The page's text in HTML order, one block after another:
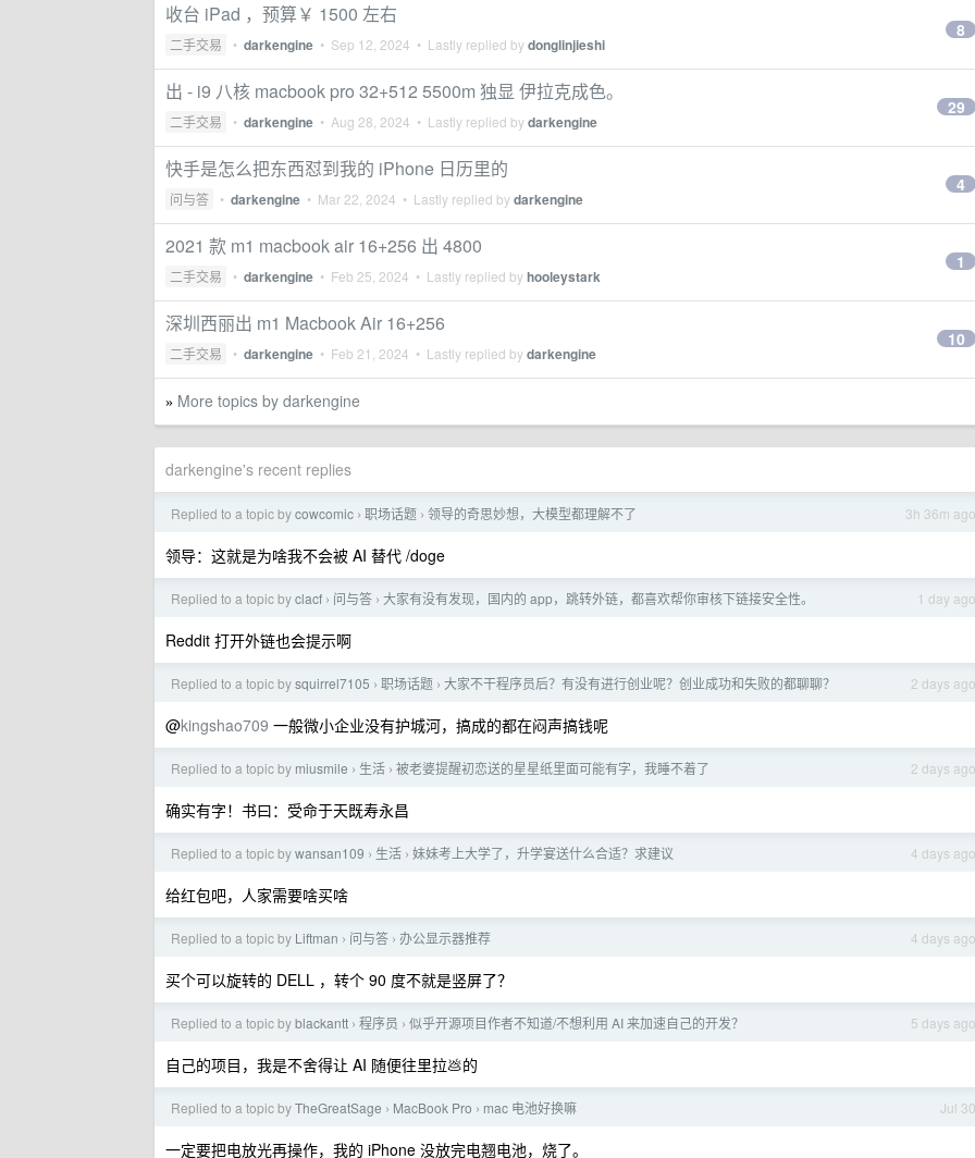
收台 iPad ，预算￥ 1500 左右
二手交易 • darkengine • Sep 12, 2024 • Lastly replied bydonglinjieshi
8
出 - i9 八核 macbook pro 32+512 5500m 独显 伊拉克成色。
二手交易 • darkengine • Aug 28, 2024 • Lastly replied bydarkengine
29
快手是怎么把东西怼到我的 iPhone 日历里的
问与答 • darkengine • Mar 22, 2024 • Lastly replied bydarkengine
4
2021 款 m1 macbook air 16+256 出 4800
二手交易 • darkengine • Feb 25, 2024 • Lastly replied byhooleystark
1
深圳西丽出 m1 Macbook Air 16+256
二手交易 • darkengine • Feb 21, 2024 • Lastly replied bydarkengine
10
» More topics by darkengine
darkengine's recent replies
3h 36m ago
Replied to a topic bycowcomic › 职场话题 › 领导的奇思妙想，大模型都理解不了
领导：这就是为啥我不会被 AI 替代 /doge
1 day ago
Replied to a topic byclacf › 问与答 › 大家有没有发现，国内的 app，跳转外链，都喜欢帮你审核下链接安全性。
Reddit 打开外链也会提示啊
2 days ago
Replied to a topic bysquirrel7105 › 职场话题 › 大家不干程序员后？有没有进行创业呢？创业成功和失败的都聊聊？
@kingshao709 一般微小企业没有护城河，搞成的都在闷声搞钱呢
2 days ago
Replied to a topic by miusmile › 生活 › 被老婆提醒初恋送的星星纸里面可能有字，我睡不着了
确实有字！书曰：受命于天既寿永昌
4 days ago
Replied to a topic bywansan109 › 生活 › 妹妹考上大学了，升学宴送什么合适？求建议
给红包吧，人家需要啥买啥
4 days ago
Replied to a topic by Liftman › 问与答 › 办公显示器推荐
买个可以旋转的 DELL ，转个 90 度不就是竖屏了？
5 days ago
Replied to a topic byblackantt › 程序员 › 似乎开源项目作者不知道/不想利用 AI 来加速自己的开发？
自己的项目，我是不舍得让 AI 随便往里拉💩的
Jul 30
Replied to a topic byTheGreatSage › MacBook Pro › mac 电池好换嘛
一定要把电放光再操作，我的 iPhone 没放完电翘电池，烧了。